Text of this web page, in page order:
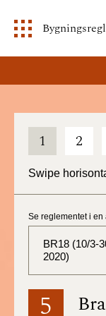
1 2
Swipe
5
Se reglementet i
BR18 (10/3-
2020)
BR18